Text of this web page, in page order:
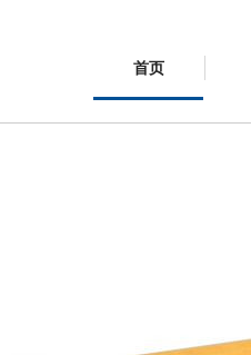
首页